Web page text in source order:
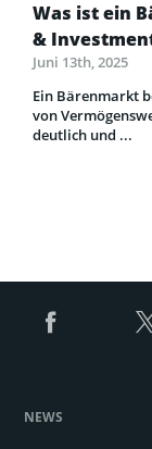
Was ist ein
&
Juni 13th, 2025
Ein Bärenmarkt
von
deutlich und ...
NEWS